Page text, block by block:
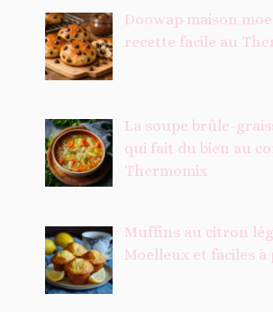
Doowap maison
recette facile au
La soupe brûle-
qui fait du bien au
Thermomix
Muffins au citron
Moelleux et faciles